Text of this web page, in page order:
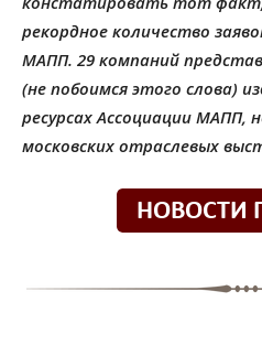
рекордное количество
МАПП. 29 компаний
(не побоимся этого слова)
ресурсах Ассоциации МАПП,
московских отраслевых